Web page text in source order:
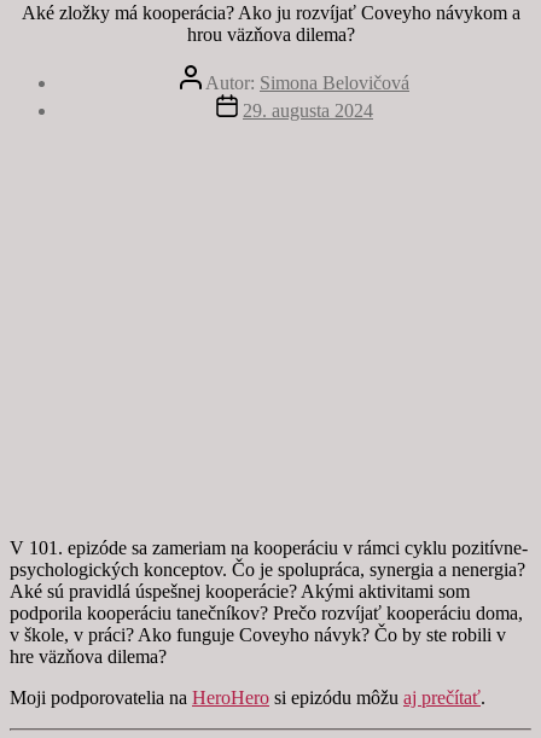
Aké zložky má kooperácia? Ako ju rozvíjať Coveyho návykom a
hrou väzňova dilema?
Autor
článku
Autor: Simona Belovičová
Dátum
článku
29. augusta 2024
V 101. epizóde sa zameriam na kooperáciu v rámci cyklu pozitívne-
psychologických konceptov. Čo je spolupráca, synergia a nenergia?
Aké sú pravidlá úspešnej kooperácie? Akými aktivitami som
podporila kooperáciu tanečníkov? Prečo rozvíjať kooperáciu doma,
v škole, v práci? Ako funguje Coveyho návyk? Čo by ste robili v
hre väzňova dilema?
Moji podporovatelia na HeroHero si epizódu môžu aj prečítať.